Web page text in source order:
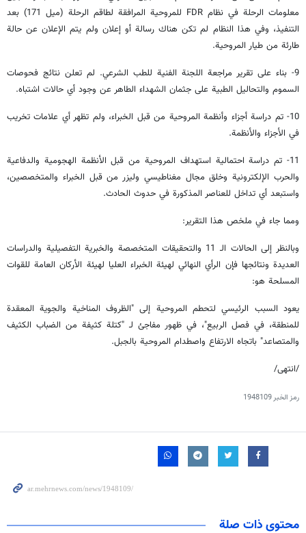
معلومات الرحلة في نظام FDR للمروحية المرافقة لطاقم الرحلة (ميل 171) بعد
التنفيذ، وفي هذا النظام لم تكن هناك رسالة أو إعلان ولم يتم الإعلان عن حالة
طارئة من طيار المروحية.
9- بناء على تقرير مراجعة اللجنة الفنية للطب الشرعي. لم تعلن نتائج فحوصات
السموم والتحاليل الطبية على جثمان الشهداء الطاهر عن وجود أي حالات اشتباه.
10- تم دراسة أجزاء وأنظمة المروحية من قبل الخبراء، ولم تظهر أي علامات تخريب
في الأجزاء والأنظمة.
11- تم دراسة احتمالية استهداف المروحية من قبل الأنظمة الهجومية والدفاعية
والحرب الإلكترونية وخلق مجال مغناطيسي وليزر من قبل الخبراء والمتخصصين،
واستبعد أي تداخل للعناصر المذكورة في حدوث الحادث.
ومما جاء في ملخص هذا التقرير:
وبالنظر إلى الحالات الـ 11 والتحقيقات المتخصصة والخبرية التفصيلية والدراسات
العديدة ونتائجها فإن الرأي النهائي لهيئة الخبراء العليا لهيئة الأركان العامة للقوات
المسلحة هو:
يعود السبب الرئيسي لتحطم المروحية إلى "الظروف المناخية والجوية المعقدة
للمنطقة، في فصل الربيع"، في ظهور مفاجئ لـ "كتلة كثيفة من الضباب الكثيف
والمتصاعد" باتجاه الارتفاع واصطدام المروحية بالجبل.
/انتهى/
رمز الخبر1948109
محتوى ذات صلة